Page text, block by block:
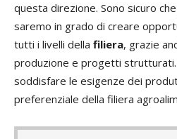
questa direzione. Sono sicuro
saremo in grado di creare
tutti i livelli della filiera, grazie
produzione e progetti
soddisfare le esigenze dei
preferenziale della filiera